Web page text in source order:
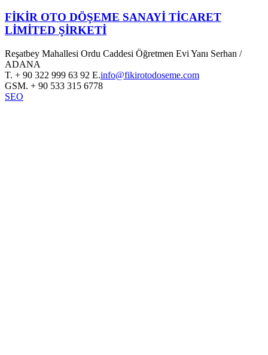
FİKİR OTO DÖŞEME SANAYİ TİCARET
LİMİTED ŞİRKETİ
Reşatbey Mahallesi Ordu Caddesi Öğretmen Evi Yanı Serhan /
ADANA
T. + 90 322 999 63 92 E.info@fikirotodoseme.com
GSM. + 90 533 315 6778
SEO